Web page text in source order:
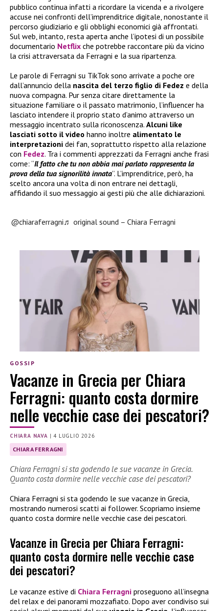
pubblico continua infatti a ricordare la vicenda e a rivolgere
accuse nei confronti dell’imprenditrice digitale, nonostante il
percorso giudiziario e gli obblighi economici già affrontati.
Sul web, intanto, resta aperta anche l’ipotesi di un possibile
documentario Netflix che potrebbe raccontare più da vicino
la crisi attraversata da Ferragni e la sua ripartenza.
Le parole di Ferragni su TikTok sono arrivate a poche ore
dall’annuncio della nascita del terzo figlio di Fedez e della
nuova compagna. Pur senza citare direttamente la
situazione familiare o il passato matrimonio, l’influencer ha
lasciato intendere il proprio stato d’animo attraverso un
messaggio incentrato sulla riconoscenza. Alcuni like
lasciati sotto il video hanno inoltre alimentato le
interpretazioni dei fan, soprattutto rispetto alla relazione
con Fedez. Tra i commenti apprezzati da Ferragni anche frasi
come: “Il fatto che tu non abbia mai parlato rappresenta la
prova della tua signorilità innata”. L’imprenditrice, però, ha
scelto ancora una volta di non entrare nei dettagli,
affidando il suo messaggio ai gesti più che alle dichiarazioni.
@chiaraferragni♬ original sound – Chiara Ferragni
GOSSIP
Vacanze in Grecia per Chiara
Ferragni: quanto costa dormire
nelle vecchie case dei pescatori?
CHIARA NAVA |4 LUGLIO 2026
CHIARA FERRAGNI
Chiara Ferragni si sta godendo le sue vacanze in Grecia.
Quanto costa dormire nelle vecchie case dei pescatori?
Chiara Ferragni si sta godendo le sue vacanze in Grecia,
mostrando numerosi scatti ai follower. Scopriamo insieme
quanto costa dormire nelle vecchie case dei pescatori.
Vacanze in Grecia per Chiara Ferragni:
quanto costa dormire nelle vecchie case
dei pescatori?
Le vacanze estive di Chiara Ferragni proseguono all’insegna
del relax e dei panorami mozzafiato. Dopo aver condiviso sui